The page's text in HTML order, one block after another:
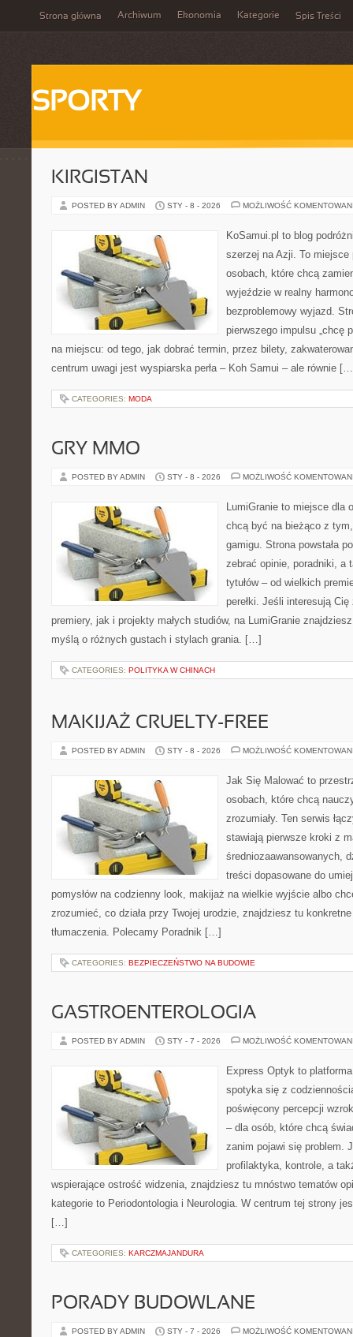
Strona główna Archiwum Ekonomia Kategorie Spis Treści
SPORTY
KIRGISTAN
POSTED BY ADMIN STY - 8 - 2026 MOŻLIWOŚĆ
KoSamui.pl to blog
szerzej na Azji. To miejsce
osobach, które chcą
wyjeździe w realny
bezproblemowy wyjazd.
pierwszego impulsu „chcę
na miejscu: od tego, jak dobrać termin, przez bilety,
centrum uwagi jest wyspiarska perła – Koh Samui – ale równie
CATEGORIES: MODA
GRY MMO
POSTED BY ADMIN STY - 8 - 2026 MOŻLIWOŚĆ
LumiGranie to miejsce dla
chcą być na bieżąco z
gamigu. Strona powstała
zebrać opinie, poradniki, a
tytułów – od wielkich
perełki. Jeśli interesują Cię
premiery, jak i projekty małych studiów, na LumiGranie
myślą o różnych gustach i stylach grania. […]
CATEGORIES: POLITYKA W CHINACH
MAKIJAŻ CRUELTY-FREE
POSTED BY ADMIN STY - 8 - 2026 MOŻLIWOŚĆ
Jak Się Malować to
osobach, które chcą
zrozumiały. Ten serwis
stawiają pierwsze kroki z
średniozaawansowanych,
treści dopasowane do
pomysłów na codzienny look, makijaż na wielkie wyjście albo
zrozumieć, co działa przy Twojej urodzie, znajdziesz tu
tłumaczenia. Polecamy Poradnik […]
CATEGORIES: BEZPIECZEŃSTWO NA BUDOWIE
GASTROENTEROLOGIA
POSTED BY ADMIN STY - 7 - 2026 MOŻLIWOŚĆ
Express Optyk to
spotyka się z
poświęcony percepcji
– dla osób, które chcą
zanim pojawi się problem.
profilaktyka, kontrole, a
wspierające ostrość widzenia, znajdziesz tu mnóstwo tematów
kategorie to Periodontologia i Neurologia. W centrum tej strony
[…]
CATEGORIES: KARCZMAJANDURA
PORADY BUDOWLANE
POSTED BY ADMIN STY - 7 - 2026 MOŻLIWOŚĆ